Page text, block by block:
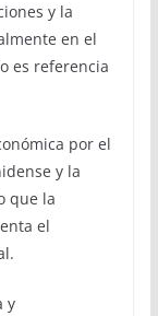
y la
en el
es referencia
por el
y la
que la
el
y